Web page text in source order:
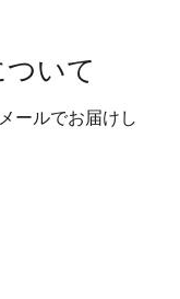
いて
ールでお届けし